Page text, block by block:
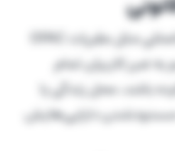
صرافی‌های متمرکز باید از قوانین بین‌المللی مثل مقررات OFAC
ضرر کاربران تمام
باشد، محل زندگی یا
مسدودشدن دارایی‌هایش